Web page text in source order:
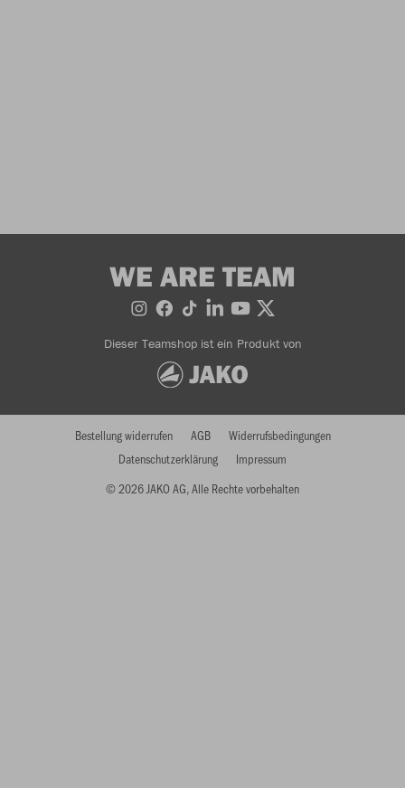
WE ARE TEAM
Dieser Teamshop ist ein Produkt von
© 2026 JAKO AG, Alle Rechte vorbehalten
Bestellung widerrufen AGB
Widerrufsbedingungen
Datenschutzerklärung
Impressum